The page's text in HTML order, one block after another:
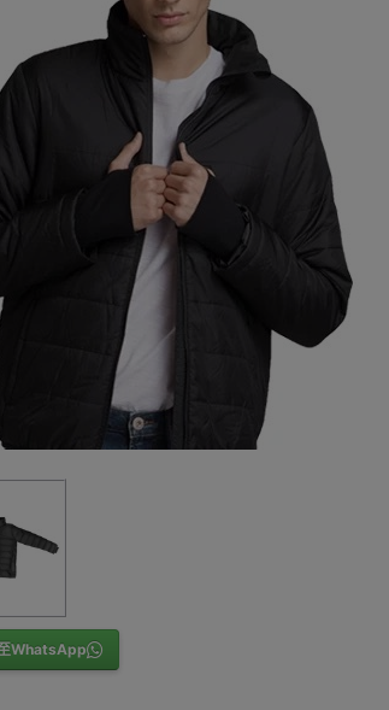
WhatsApp